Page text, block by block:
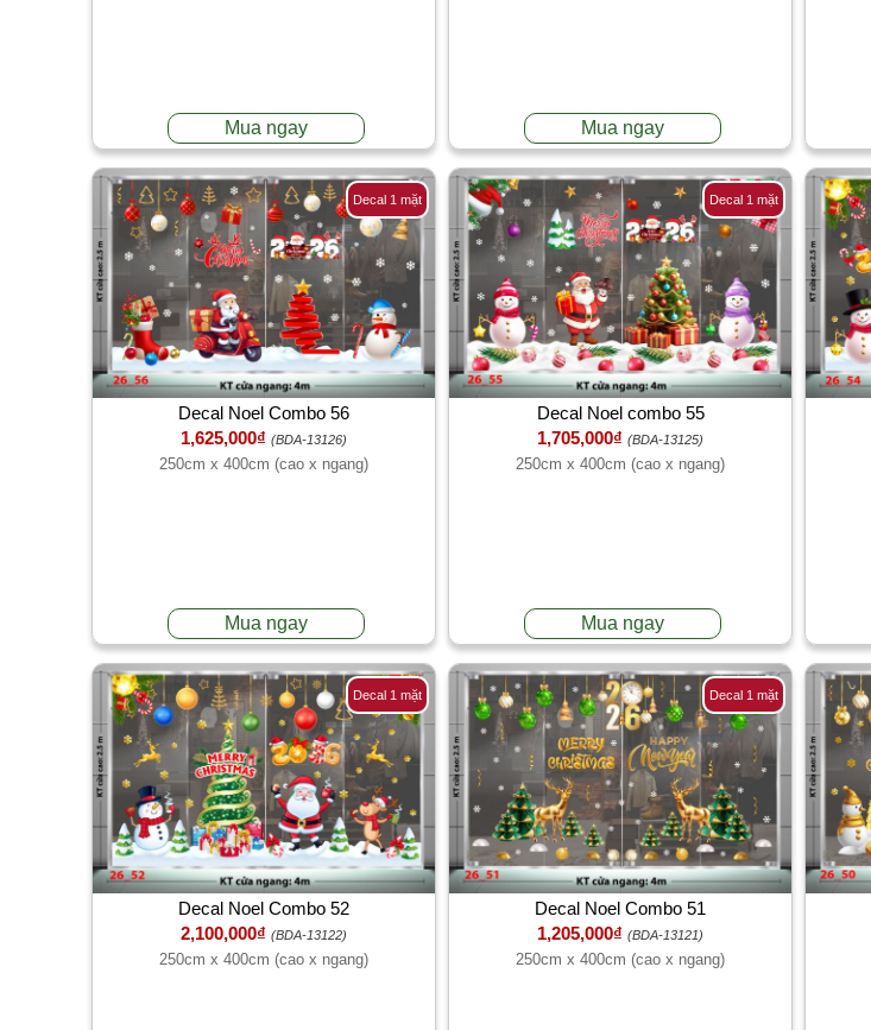
Mua ngay Mua ngay
Decal 1 mặt
Decal Noel Combo 56
1,625,000₫ (BDA-13126)
250cm x 400cm (cao x ngang)
Mua ngay
Decal 1 mặt
Decal Noel combo 55
1,705,000₫ (BDA-13125)
250cm x 400cm (cao x ngang)
Mua ngay
Decal 1 mặt
Decal Noel Combo 52
2,100,000₫ (BDA-13122)
250cm x 400cm (cao x ngang)
Decal 1 mặt
Decal Noel Combo 51
1,205,000₫ (BDA-13121)
250cm x 400cm (cao x ngang)